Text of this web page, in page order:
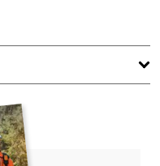
Durchmesser